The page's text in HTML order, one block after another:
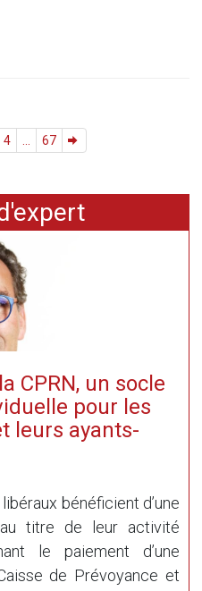
4 67
CPRN, un socle
pour les
leurs ayants-
bénéficient d’une
titre de leur activité
le paiement d’une
de Prévoyance et